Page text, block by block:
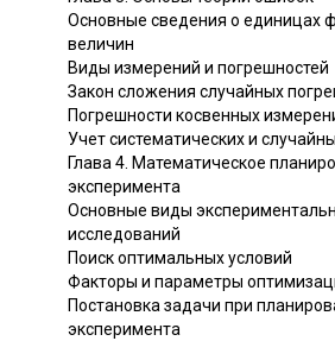
Основные сведения о единицах
величин
Виды измерений и погрешностей
Закон сложения случайных
Погрешности косвенных
Учет систематических и
Глава 4. Математическое
эксперимента
Основные виды
исследований
Поиск оптимальных условий
Факторы и параметры
Постановка задачи при
эксперимента